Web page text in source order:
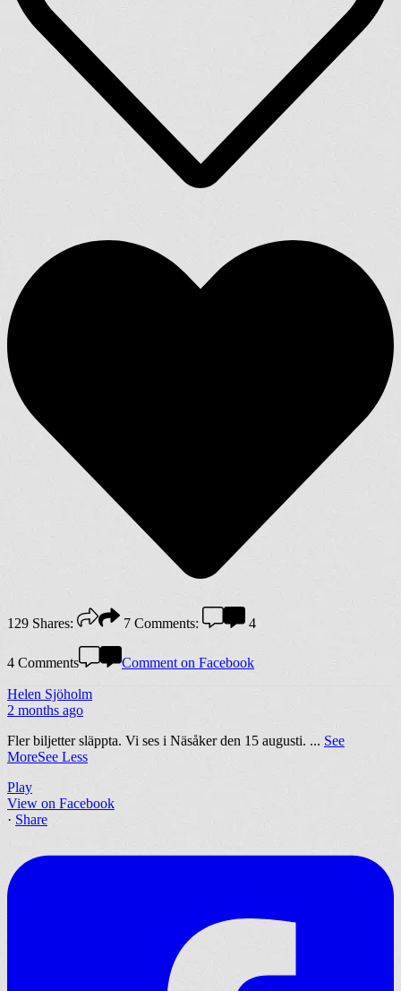
129 Shares: 7 Comments: 4
4 Comments Comment on Facebook
Helen Sjöholm
2 months ago
Fler biljetter släppta. Vi ses i Näsåker den 15 augusti. ... See
MoreSee Less
Play
View on Facebook
· Share